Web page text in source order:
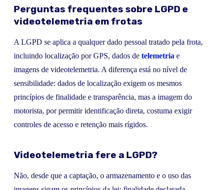
Perguntas frequentes sobre LGPD e
videotelemetria em frotas
A LGPD se aplica a qualquer dado pessoal tratado pela frota,
incluindo localização por GPS, dados de telemetria e
imagens de videotelemetria. A diferença está no nível de
sensibilidade: dados de localização exigem os mesmos
princípios de finalidade e transparência, mas a imagem do
motorista, por permitir identificação direta, costuma exigir
controles de acesso e retenção mais rígidos.
Videotelemetria fere a LGPD?
Não, desde que a captação, o armazenamento e o uso das